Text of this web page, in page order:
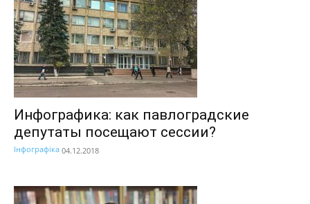
Инфографика: как павлоградские
депутаты посещают сессии?
Інфографіка 04.12.2018